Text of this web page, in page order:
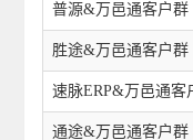
普源&万邑通客户群
胜途&万邑通客户群
速脉ERP&万邑通客
通途&万邑通客户群